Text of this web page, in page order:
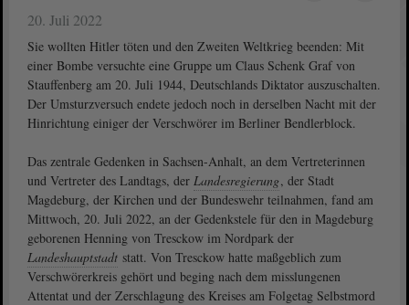
20. Juli 2022
Sie wollten Hitler töten und den Zweiten Weltkrieg beenden: Mit
einer Bombe versuchte eine Gruppe um Claus Schenk Graf von
Stauffenberg am 20. Juli 1944, Deutschlands Diktator auszuschalten.
Der Umsturzversuch endete jedoch noch in derselben Nacht mit der
Hinrichtung einiger der Verschwörer im Berliner Bendlerblock.
Das zentrale Gedenken in Sachsen-Anhalt, an dem Vertreterinnen
und Vertreter des Landtags, der Landesregierung, der Stadt
Magdeburg, der Kirchen und der Bundeswehr teilnahmen, fand am
Mittwoch, 20. Juli 2022, an der Gedenkstele für den in Magdeburg
geborenen Henning von Tresckow im Nordpark der
Landeshauptstadt statt. Von Tresckow hatte maßgeblich zum
Verschwörerkreis gehört und beging nach dem misslungenen
Attentat und der Zerschlagung des Kreises am Folgetag Selbstmord